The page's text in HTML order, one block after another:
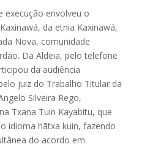
execução envolveu o
da etnia Kaxinawá,
Nova, comunidade
Da Aldeia, pelo telefone
da audiência
juiz do Trabalho Titular da
Silveira Rego,
Txana Tuin Kayabitu, que
idioma hãtxa kuin, fazendo
do acordo em